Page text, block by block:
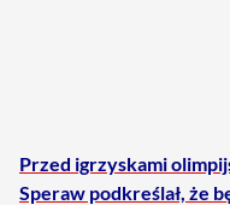
Przed igrzyskami
Speraw podkreślał, że